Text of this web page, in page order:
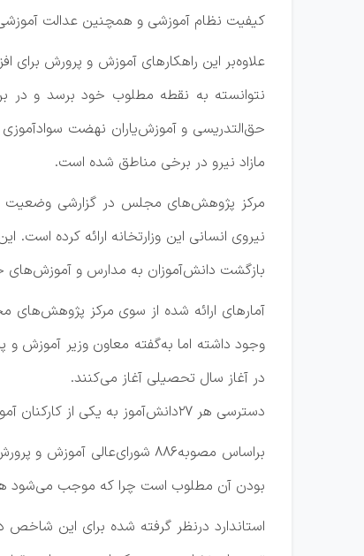
کیفیت نظام آموزشی و همچنین عدالت
علاوه‌بر این راهکارهای آموزش و پرورش
نتوانسته به نقطه مطلوب خود برسد و در
حق‌التدریسی و آموزش‌یاران نهضت
مازاد نیرو در برخی مناطق شده است.
بازگشت دانش‌آموزان به مدارس و ‌آموزش‌های
در آغاز سال تحصیلی آغاز می‌کنند.
دسترسی هر ۲۷دانش‌آموز به یکی از کارکنان آموزشی
براساس مصوبه۸۸۶
بودن آن مطلوب است چرا که موجب می‌شود هر